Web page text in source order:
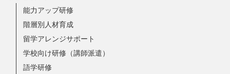
能力アップ研修
階層別人材育成
留学アレンジサポート
学校向け研修（講師派遣）
語学研修